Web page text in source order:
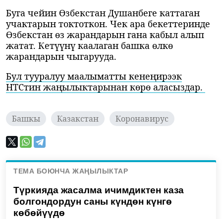
Буга чейин Өзбекстан Душанбеге каттаган
учактарын токтоткон. Чек ара бекеттеринде
Өзбекстан өз жарандарын гана кабыл алып
жатат. Кетүүнү каалаган башка өлкө
жарандарын чыгарууда.
Бул тууралуу маалыматты кенеңирээк
НТСтин жаңылыктарынан көрө аласыздар.
Башкы Казакстан Коронавирус
ТЕМА БОЮНЧА ЖАҢЫЛЫКТАР
Түркияда жасалма ичимдиктен каза
болгондордун саны күндөн күнгө
көбөйүүдө